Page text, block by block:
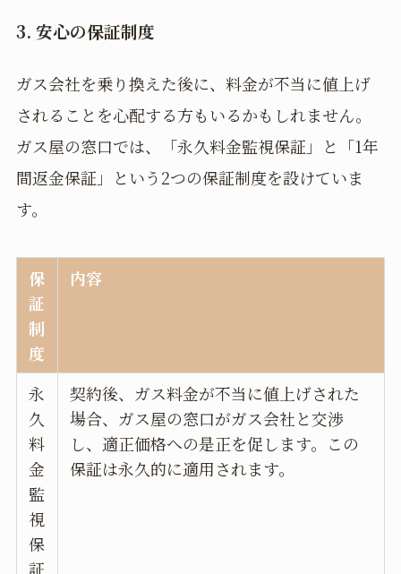
3. 安心の保証制度
ガス会社を乗り換えた後に、料金が不当に値上げ
されることを心配する方もいるかもしれません。
ガス屋の窓口では、「永久料金監視保証」と「1年
間返金保証」という2つの保証制度を設けていま
す。
保
証
制
度
内容
永
久
料
金
監
視
保
証
契約後、ガス料金が不当に値上げされた
場合、ガス屋の窓口がガス会社と交渉
し、適正価格への是正を促します。この
保証は永久的に適用されます。